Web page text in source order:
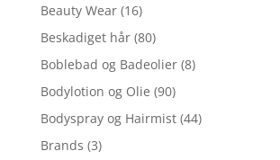
Beauty Wear (16)
Beskadiget hår (80)
Boblebad og Badeolier (8)
Bodylotion og Olie (90)
Bodyspray og Hairmist (44)
Brands (3)